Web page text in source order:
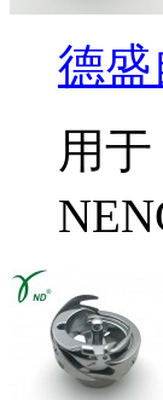
德盛
用